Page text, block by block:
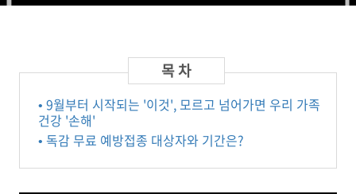
• 9월부터 시작되는 '이것', 모르고 넘어가면 우리 가족
건강 '손해'
• 독감 무료 예방접종 대상자와 기간은?